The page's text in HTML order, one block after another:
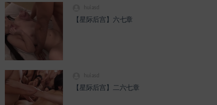
【星际后宫】六七章
【星际后宫】二六七章